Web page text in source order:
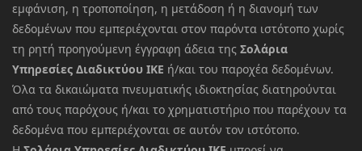
εμφάνιση, η τροποποίηση, η μετάδοση ή η διανομή των
δεδομένων που εμπεριέχονται στον παρόντα ιστότοπο χωρίς
τη ρητή προηγούμενη έγγραφη άδεια της Σολάρια
Υπηρεσίες Διαδικτύου ΙΚΕ ή/και του παροχέα δεδομένων.
Όλα τα δικαιώματα πνευματικής ιδιοκτησίας διατηρούνται
από τους παρόχους ή/και το χρηματιστήριο που παρέχουν τα
δεδομένα που εμπεριέχονται σε αυτόν τον ιστότοπο.